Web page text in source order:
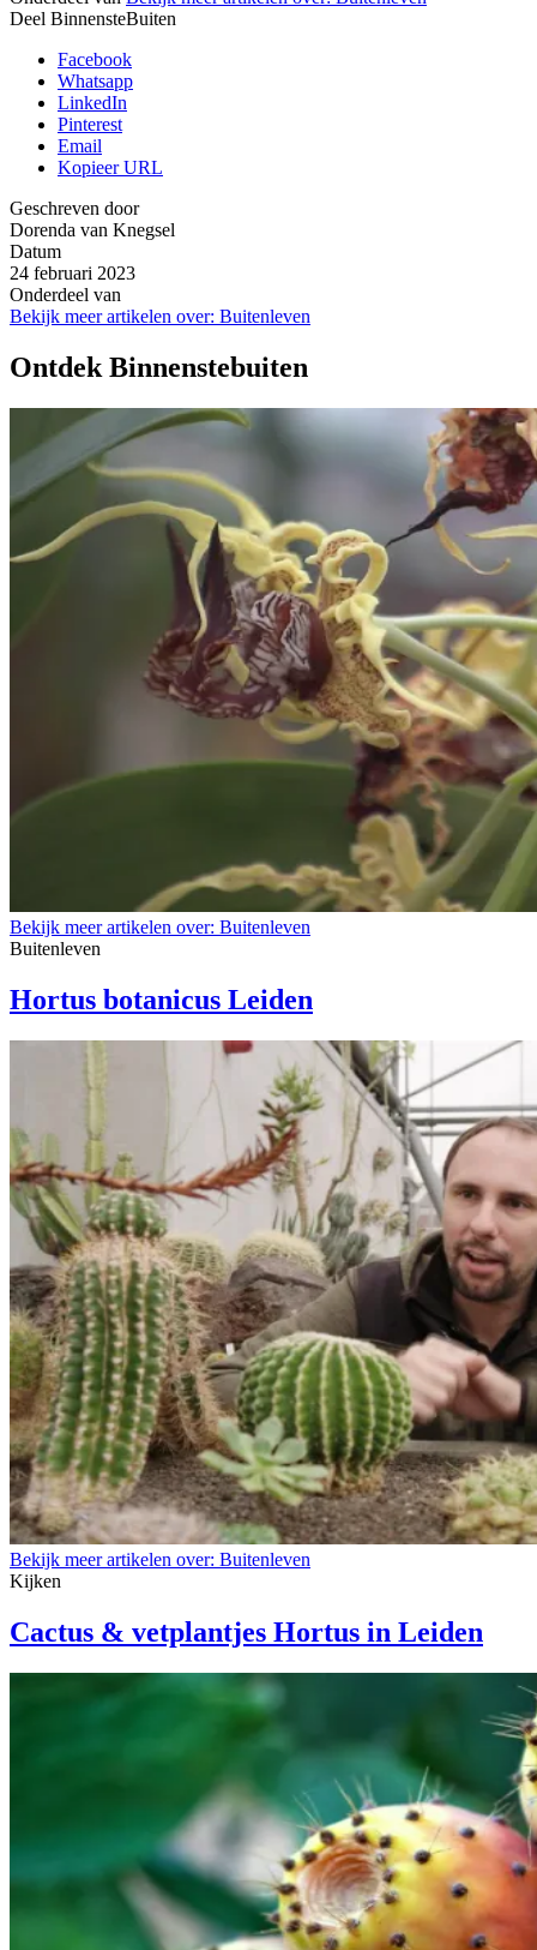
Deel BinnensteBuiten
Facebook
Whatsapp
LinkedIn
Pinterest
Email
Kopieer URL
Geschreven door
Dorenda van Knegsel
Datum
24 februari 2023
Onderdeel van
Bekijk meer artikelen over: Buitenleven
Ontdek Binnenstebuiten
Bekijk meer artikelen over: Buitenleven
Buitenleven
Hortus botanicus Leiden
Bekijk meer artikelen over: Buitenleven
Kijken
Cactus & vetplantjes Hortus in Leiden